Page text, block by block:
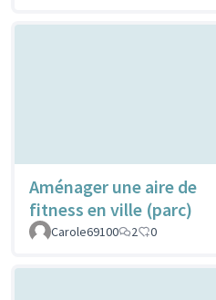
Aménager une aire de
fitness en ville (parc)
Carole69100
2 0